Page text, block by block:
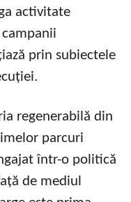
activitate
prin subiectele
regenerabilă din
parcuri
într-o politică
de mediul